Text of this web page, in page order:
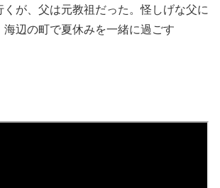
くが、父は元教祖だった。怪しげな父に
海辺の町で夏休みを一緒に過ごす